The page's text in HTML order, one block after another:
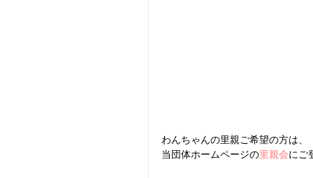
わんちゃんの里親ご希望の方は、
当団体ホームページの里親会にご